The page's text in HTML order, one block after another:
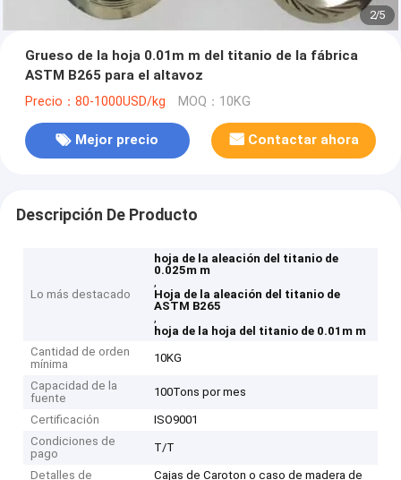
2/5
Grueso de la hoja 0.01m m del titanio de la fábrica
ASTM B265 para el altavoz
Precio：80-1000USD/kg MOQ：10KG
Mejor precio Contactar ahora
Descripción De Producto
Lo más destacado
hoja de la aleación del titanio de
0.025m m
,
Hoja de la aleación del titanio de
ASTM B265
,
hoja de la hoja del titanio de 0.01m m
Cantidad de orden
mínima
10KG
Capacidad de la
fuente
100Tons por mes
Certificación
ISO9001
Condiciones de
pago
T/T
Detalles de
Cajas de Caroton o caso de madera de